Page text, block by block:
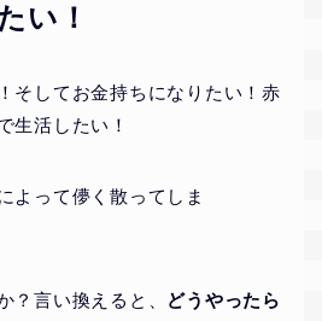
い！
そしてお金持ちになりたい！赤
生活したい！
よって儚く散ってしま
？言い換えると、 どうやったら